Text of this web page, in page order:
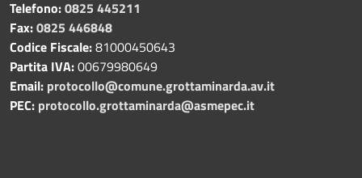
Telefono:0825 445211
Fax:0825 446848
Codice Fiscale:81000450643
Partita IVA:00679980649
Email: protocollo@comune.grottaminarda.av.it
PEC: protocollo.grottaminarda@asmepec.it